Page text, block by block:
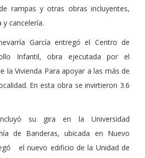
rampas y otras obras incluyentes,
cancelería.
García entregó el Centro de
Infantil, obra ejecutada por el
la Vivienda Para apoyar a las más de
En esta obra se invirtieron 3.6
su gira en la Universidad
de Banderas, ubicada en Nuevo
el nuevo edificio de la Unidad de